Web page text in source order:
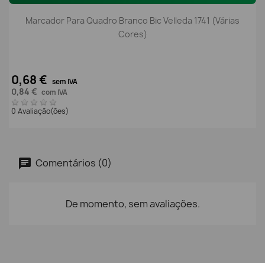
Marcador Para Quadro Branco Bic Velleda 1741 (Várias
Cores)
0,68 € sem IVA
0,84 € com IVA
0 Avaliação(ões)
Comentários (0)
De momento, sem avaliações.